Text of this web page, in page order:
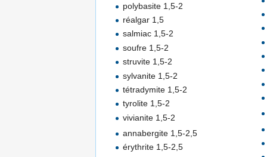
polybasite 1,5-2
réalgar 1,5
salmiac 1,5-2
soufre 1,5-2
struvite 1,5-2
sylvanite 1,5-2
tétradymite 1,5-2
tyrolite 1,5-2
vivianite 1,5-2
annabergite 1,5-2,5
érythrite 1,5-2,5